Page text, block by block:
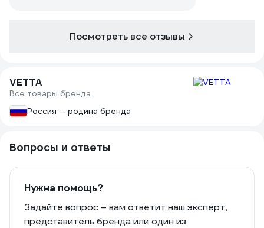
Посмотреть все отзывы
VETTA
Все товары бренда
Россия — родина бренда
Вопросы и ответы
Нужна помощь?
Задайте вопрос – вам ответит наш эксперт,
представитель бренда или один из